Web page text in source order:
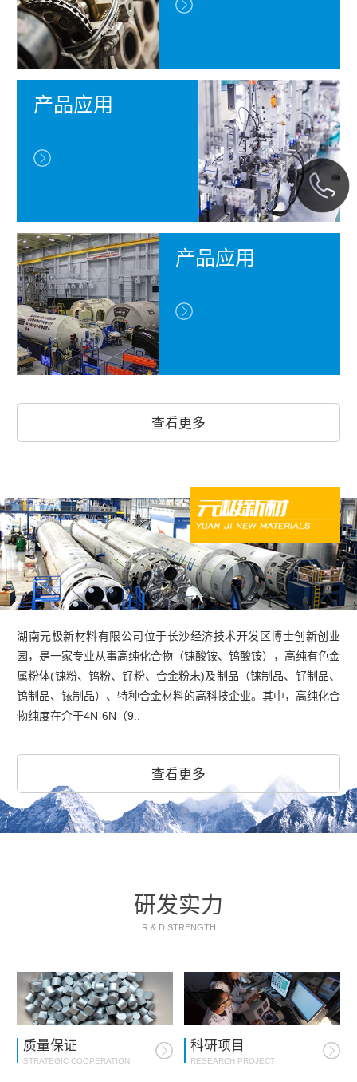
产品应用
产品应用
查看更多
湖南元极新材料有限公司位于长沙经济技术开发区博士创新创业
园，是一家专业从事高纯化合物（铼酸铵、钨酸铵），高纯有色金
属粉体(铼粉、钨粉、钌粉、合金粉末)及制品（铼制品、钌制品、
钨制品、铱制品）、特种合金材料的高科技企业。其中，高纯化合
物纯度在介于4N-6N（9..
查看更多
研发实力
R & D STRENGTH
质量保证
STRATEGIC COOPERATION
科研项目
RESEARCH PROJECT